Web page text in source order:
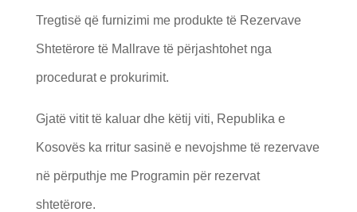
Tregtisë që furnizimi me produkte të Rezervave
Shtetërore të Mallrave të përjashtohet nga
procedurat e prokurimit.
Gjatë vitit të kaluar dhe këtij viti, Republika e
Kosovës ka rritur sasinë e nevojshme të rezervave
në përputhje me Programin për rezervat
shtetërore.